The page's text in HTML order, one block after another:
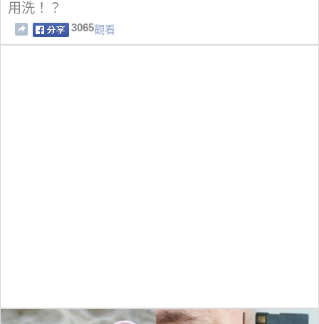
用洗！？
3065觀看